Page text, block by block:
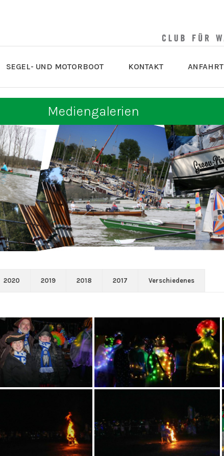
SEGEL- UND MOTORBOOT KONTAKT ANFAHRT
Mediengalerien
2020 2019 2018 2017 Verschiedenes